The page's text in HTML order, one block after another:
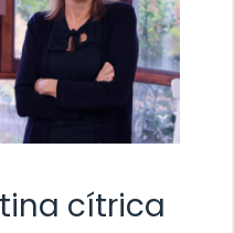
cítrica